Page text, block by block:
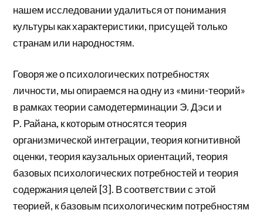
нашем исследовании удалиться от понимания
культуры как характеристики, присущей только
странам или народностям.
Говоря же о психологических потребностях
личности, мы опираемся на одну из «мини-теорий»
в рамках теории самодетерминации Э. Дэси и
Р. Райана, к которым относятся теория
организмической интеграции, теория когнитивной
оценки, теория каузальных ориентаций, теория
базовых психологических потребностей и теория
содержания целей [3]. В соответствии с этой
теорией, к базовым психологическим потребностям